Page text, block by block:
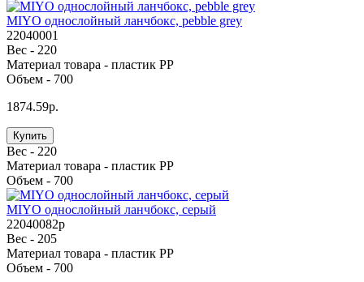
MIYO однослойный ланчбокс, pebble grey
22040001
Вес - 220
Материал товара - пластик PP
Объем - 700
1874.59р.
Купить
Вес - 220
Материал товара - пластик PP
Объем - 700
MIYO однослойный ланчбокс, серый
22040082p
Вес - 205
Материал товара - пластик PP
Объем - 700